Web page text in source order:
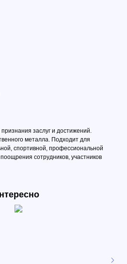
заслуг и достижений.
металла. Подходит для
спортивной, профессиональной
сотрудников, участников